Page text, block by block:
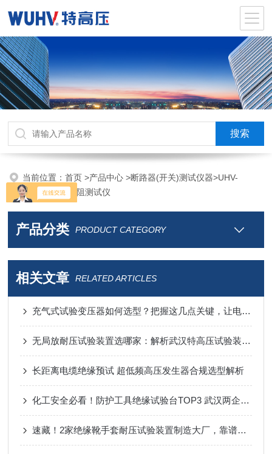
当前位置：首页>产品中心>断路器(开关)测试仪器>UHV-
H100B 回路电阻测试仪
产品分类 PRODUCT CATEGORY
相关文章 RELATED ARTICLES
充气式试验变压器如何选型？把握这几点关键，让电力检测更高效可靠
无局放耐压试验装置选哪家：解析武汉特高压试验装置的综合试验能力
长距离电缆绝缘预试 超低频高压发生器合规选型解析
化工安全必看！防护工具绝缘试验台TOP3 武汉两企口碑出圈
速藏！2家绝缘靴手套耐压试验装置制造大厂，靠谱到不用挑！